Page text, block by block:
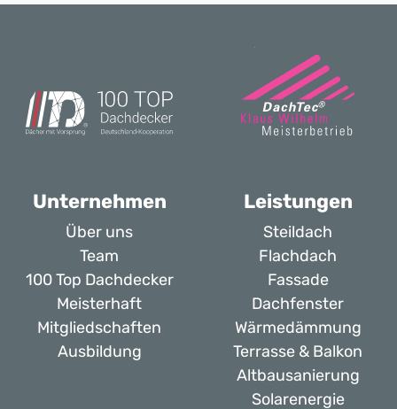
Unternehmen
Über uns
Team
100 Top Dachdecker
Meisterhaft
Mitgliedschaften
Ausbildung
Leistungen
Steildach
Flachdach
Fassade
Dachfenster
Wärmedämmung
Terrasse & Balkon
Altbausanierung
Solarenergie